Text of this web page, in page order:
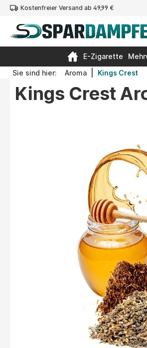
Zur Hauptnavigation
Kostenfreier Versand ab 49,99 €
E-Zigarette
Sie sind hier:
Aroma Kings Crest
Kings Crest